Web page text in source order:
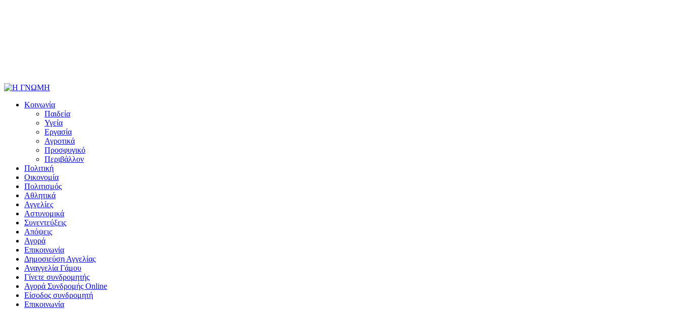
Κοινωνία
Παιδεία
Υγεία
Εργασία
Αγροτικά
Προσφυγικό
Περιβάλλον
Πολιτική
Οικονομία
Πολιτισμός
Αθλητικά
Αγγελίες
Αστυνομικά
Συνεντεύξεις
Απόψεις
Αγορά
Επικοινωνία
Δημοσιεύση Αγγελίας
Αναγγελία Γάμου
Γίνετε συνδρομητής
Αγορά Συνδρομής Online
Είσοδος συνδρομητή
Επικοινωνία